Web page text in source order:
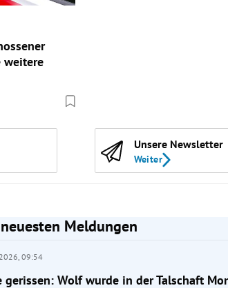
weitere
Unsere Newsletter
Weiter
Meldungen
09:54
gerissen: Wolf wurde in der Talschaft